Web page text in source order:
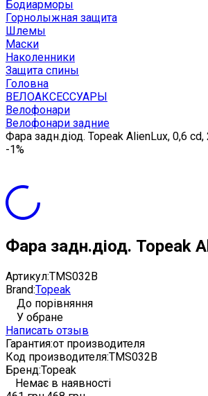
Бодиарморы
Горнолыжная защита
Шлемы
Маски
Наколенники
Защита спины
Головна
ВЕЛОАКСЕССУАРЫ
Велофонари
Велофонари задние
Фара задн.діод. Topeak AlienLux, 0,6
-1%
Фара задн.діод. Topeak
Артикул:TMS032B
Brand:Topeak
До порівняння
У обране
Написать отзыв
Гарантия:от производителя
Код производителя:TMS032B
Бренд:Topeak
Немає в наявності